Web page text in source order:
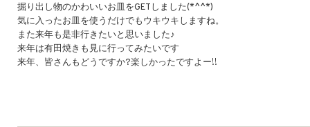
掘り出し物のかわいいお皿をGETしました(*^^*)
気に入ったお皿を使うだけでもウキウキしますね。
また来年も是非行きたいと思いました♪
来年は有田焼きも見に行ってみたいです
来年、皆さんもどうですか?楽しかったですよー!!